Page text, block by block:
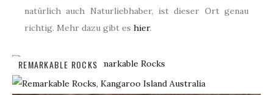
natürlich auch Naturliebhaber, ist dieser Ort genau
richtig. Mehr dazu gibt es hier.
REMARKABLE ROCKS